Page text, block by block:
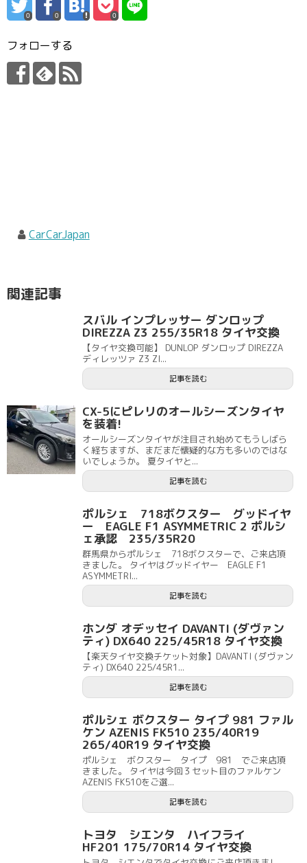
0 0 0
フォローする
CarCarJapan
関連記事
スバル インプレッサー ダンロップ
DIREZZA Z3 255/35R18 タイヤ交換
【タイヤ交換可能】 DUNLOP ダンロップ DIREZZA
ディレッツァ Z3 ZI...
記事を読む
CX-5にピレリのオールシーズンタイヤ
を装着!
オールシーズンタイヤが注目され始めてもうしばら
く経ちますが、まだまだ懐疑的な方も多いのではな
いでしょうか。 夏タイヤと...
記事を読む
ポルシェ 718ボクスター グッドイヤ
ー EAGLE F1 ASYMMETRIC 2 ポルシ
ェ承認 235/35R20
群馬県からポルシェ 718ボクスターで、ご来店頂
きました。 タイヤはグッドイヤー EAGLE F1
ASYMMETRI...
記事を読む
ホンダ オデッセイ DAVANTI (ダヴァン
ティ) DX640 225/45R18 タイヤ交換
【楽天タイヤ交換チケット対象】DAVANTI (ダヴァン
ティ) DX640 225/45R1...
記事を読む
ポルシェ ボクスター タイプ 981 ファル
ケン AZENIS FK510 235/40R19
265/40R19 タイヤ交換
ポルシェ ボクスター タイプ 981 でご来店頂
きました。 タイヤは今回３セット目のファルケン
AZENIS FK510をご選...
記事を読む
トヨタ シエンタ ハイフライ
HF201 175/70R14 タイヤ交換